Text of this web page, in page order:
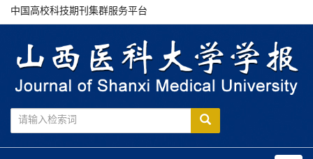
中国高校科技期刊集群服务平台